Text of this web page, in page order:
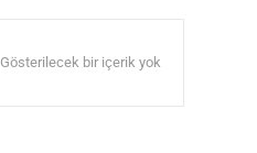
Gösterilecek bir içerik yok